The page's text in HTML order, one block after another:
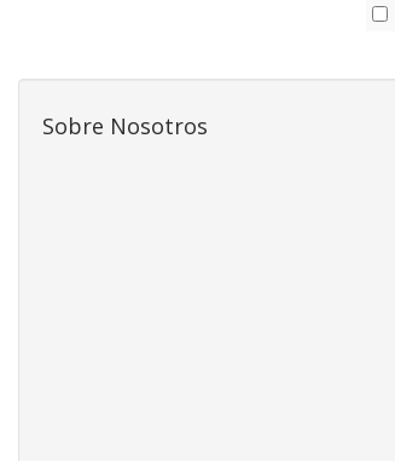
Sobre Nosotros